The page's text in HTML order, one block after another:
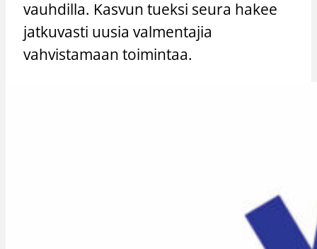
vauhdilla. Kasvun tueksi seura hakee
jatkuvasti uusia valmentajia
vahvistamaan toimintaa.